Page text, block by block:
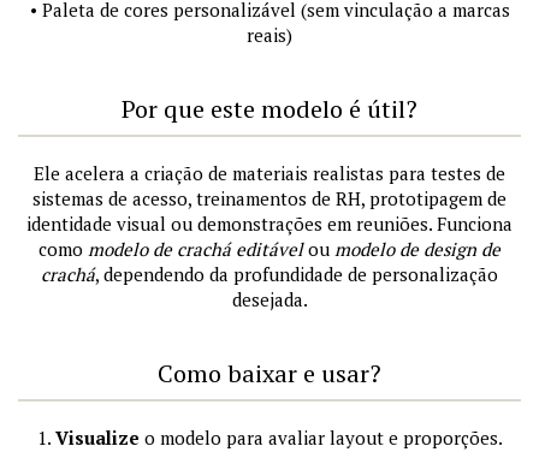
• Paleta de cores personalizável (sem vinculação a marcas
reais)
Por que este modelo é útil?
Ele acelera a criação de materiais realistas para testes de
sistemas de acesso, treinamentos de RH, prototipagem de
identidade visual ou demonstrações em reuniões. Funciona
como modelo de crachá editávelou modelo de design de
crachá, dependendo da profundidade de personalização
desejada.
Como baixar e usar?
1. Visualize o modelo para avaliar layout e proporções.